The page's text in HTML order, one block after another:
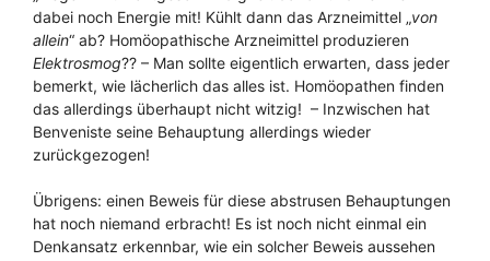
dabei noch Energie mit! Kühlt dann das Arzneimittel „von
allein“ ab? Homöopathische Arzneimittel produzieren
Elektrosmog?? – Man sollte eigentlich erwarten, dass jeder
bemerkt, wie lächerlich das alles ist. Homöopathen finden
das allerdings überhaupt nicht witzig! – Inzwischen hat
Benveniste seine Behauptung allerdings wieder
zurückgezogen!
Übrigens: einen Beweis für diese abstrusen Behauptungen
hat noch niemand erbracht! Es ist noch nicht einmal ein
Denkansatz erkennbar, wie ein solcher Beweis aussehen